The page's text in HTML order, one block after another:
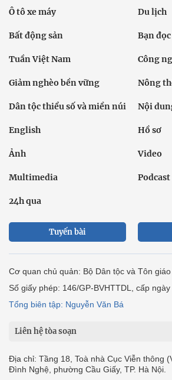
Ô tô xe máy Du lịch
Bất động sản Bạn đọc
Tuần Việt Nam Công
Giảm nghèo bền vững Nông
Dân tộc thiểu số và miền núi Nội
English Hồ sơ
Ảnh Video
Multimedia Podcast
24h qua
Tuyến bài
Cơ quan chủ quản: Bộ Dân tộc và Tôn giáo
Số giấy phép: 146/GP-BVHTTDL, cấp
Tổng biên tập: Nguyễn Văn Bá
Liên hệ tòa soạn
Địa chỉ: Tầng 18, Toà nhà Cục Viễn thông
Đình Nghệ, phường Cầu Giấy, TP. Hà Nội.